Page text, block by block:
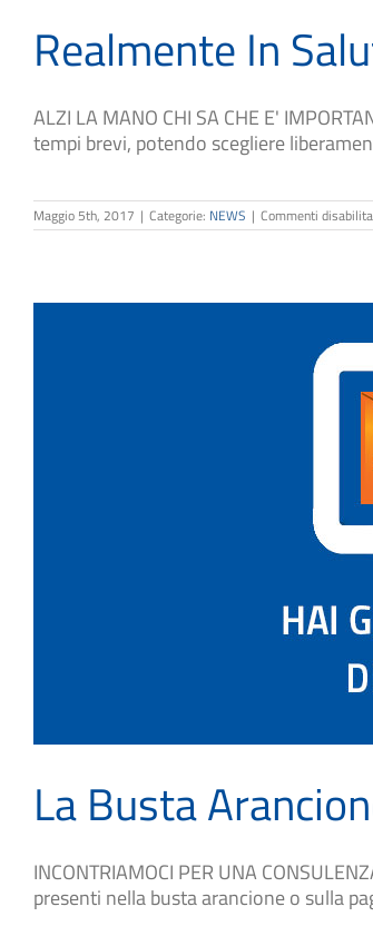
Realmente In
ALZI LA MANO CHI SA CHE E'
tempi brevi, potendo scegliere
Maggio 5th, 2017 | Categorie: NEWS | Commenti
La Busta
INCONTRIAMOCI PER UNA
presenti nella busta arancione o sulla